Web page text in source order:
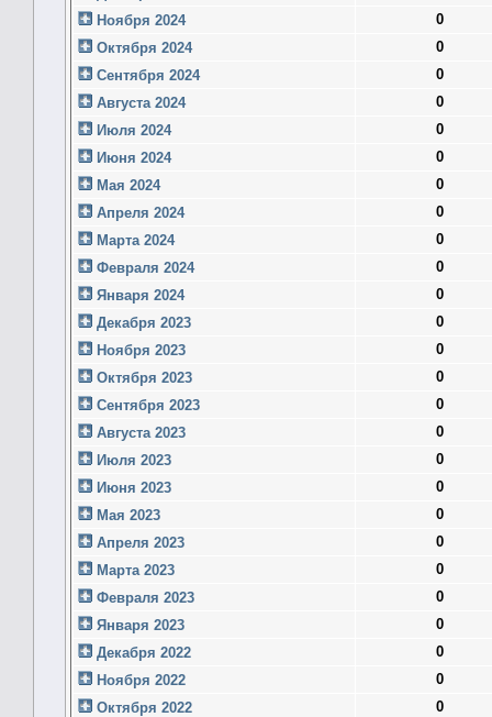
Ноября 2024
0
Октября 2024
0
Сентября 2024
0
Августа 2024
0
Июля 2024
0
Июня 2024
0
Мая 2024
0
Апреля 2024
0
Марта 2024
0
Февраля 2024
0
Января 2024
0
Декабря 2023
0
Ноября 2023
0
Октября 2023
0
Сентября 2023
0
Августа 2023
0
Июля 2023
0
Июня 2023
0
Мая 2023
0
Апреля 2023
0
Марта 2023
0
Февраля 2023
0
Января 2023
0
Декабря 2022
0
Ноября 2022
0
Октября 2022
0